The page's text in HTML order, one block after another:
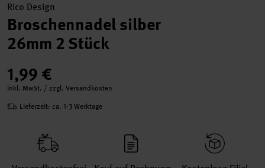
Rico Design
Broschennadel silber
26mm 2 Stück
1,99 €
inkl. MwSt. / zzgl. Versandkosten
Lieferzeit: ca. 1-3 Werktage